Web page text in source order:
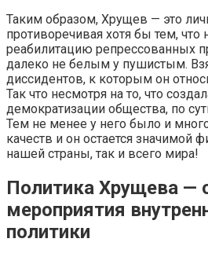
Таким образом, Хрущев — это
противоречивая хотя бы тем, что
реабилитацию репрессованных
далеко не белым у пушистым.
диссидентов, к которым он
Так что несмотря на то, что
демократизации общества, по
Тем не менее у него было и
качеств и он остается значимой
нашей страны, так и всего мира!
Политика Хрущева —
мероприятия
политики